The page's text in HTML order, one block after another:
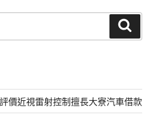
價近視雷射控制擅長大寮汽車借款